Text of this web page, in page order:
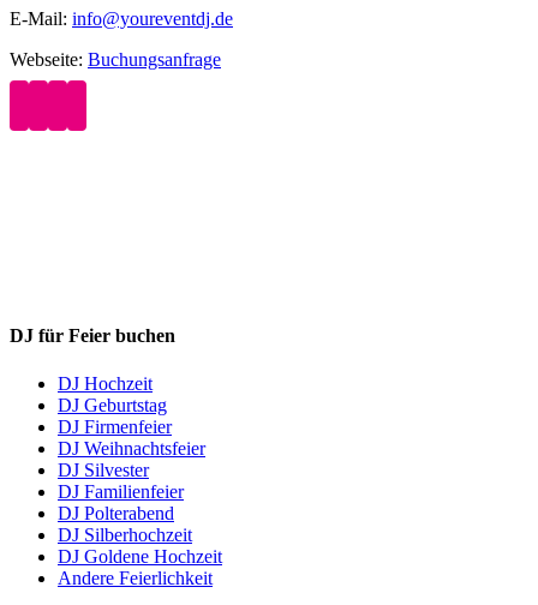
E-Mail: info@youreventdj.de
Webseite: Buchungsanfrage
DJ für Feier buchen
DJ Hochzeit
DJ Geburtstag
DJ Firmenfeier
DJ Weihnachtsfeier
DJ Silvester
DJ Familienfeier
DJ Polterabend
DJ Silberhochzeit
DJ Goldene Hochzeit
Andere Feierlichkeit